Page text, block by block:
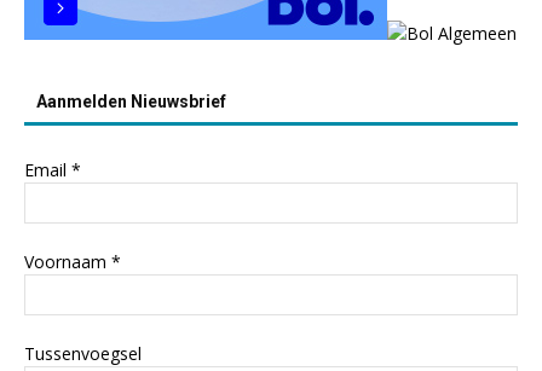
Aanmelden Nieuwsbrief
Email *
Voornaam *
Tussenvoegsel